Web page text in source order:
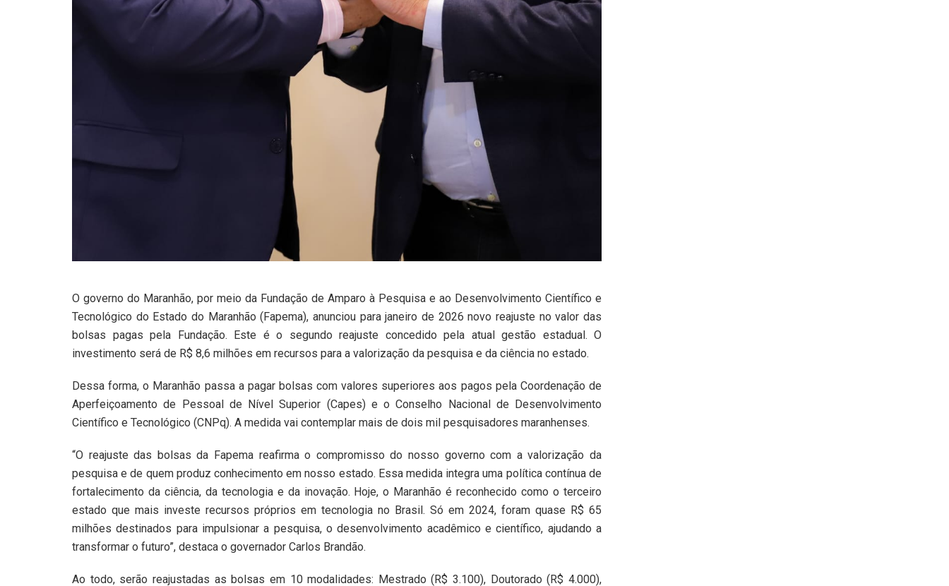
O governo do Maranhão, por meio da Fundação de Amparo à Pesquisa e ao Desenvolvimento Científico e
Tecnológico do Estado do Maranhão (Fapema), anunciou para janeiro de 2026 novo reajuste no valor das
bolsas pagas pela Fundação. Este é o segundo reajuste concedido pela atual gestão estadual. O
investimento será de R$ 8,6 milhões em recursos para a valorização da pesquisa e da ciência no estado.
Dessa forma, o Maranhão passa a pagar bolsas com valores superiores aos pagos pela Coordenação de
Aperfeiçoamento de Pessoal de Nível Superior (Capes) e o Conselho Nacional de Desenvolvimento
Científico e Tecnológico (CNPq). A medida vai contemplar mais de dois mil pesquisadores maranhenses.
“O reajuste das bolsas da Fapema reafirma o compromisso do nosso governo com a valorização da
pesquisa e de quem produz conhecimento em nosso estado. Essa medida integra uma política contínua de
fortalecimento da ciência, da tecnologia e da inovação. Hoje, o Maranhão é reconhecido como o terceiro
estado que mais investe recursos próprios em tecnologia no Brasil. Só em 2024, foram quase R$ 65
milhões destinados para impulsionar a pesquisa, o desenvolvimento acadêmico e científico, ajudando a
transformar o futuro”, destaca o governador Carlos Brandão.
Ao todo, serão reajustadas as bolsas em 10 modalidades: Mestrado (R$ 3.100), Doutorado (R$ 4.000),